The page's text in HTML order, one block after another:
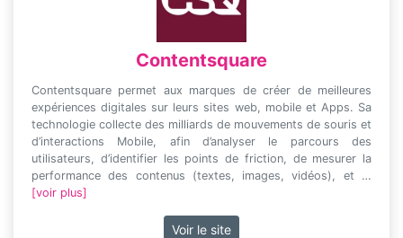
Contentsquare
Contentsquare permet aux marques de créer de meilleures
expériences digitales sur leurs sites web, mobile et Apps. Sa
technologie collecte des milliards de mouvements de souris et
d’interactions Mobile, afin d’analyser le parcours des
utilisateurs, d’identifier les points de friction, de mesurer la
performance des contenus (textes, images, vidéos), et …
[voir plus]
Voir le site